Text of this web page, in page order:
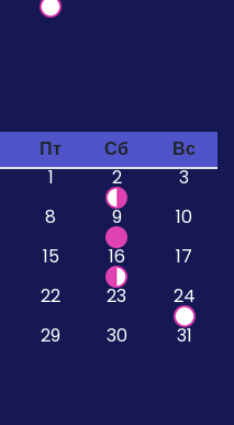
Пт Сб
Вс
1
2
3
8 9
10
15 16
17
22 23
24
29 30 31